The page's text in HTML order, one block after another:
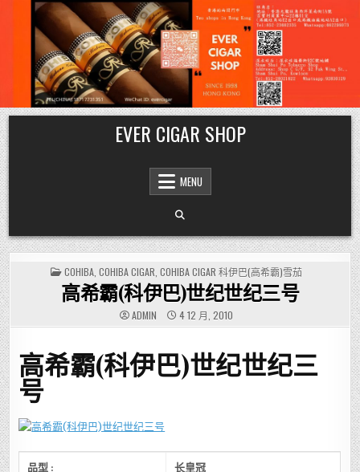
Skip
to
content
EVER CIGAR SHOP
MENU
POSTED
IN
COHIBA, COHIBA CIGAR COHIBA CIGAR 科伊巴(高希霸)雪茄
高希霸(科伊巴)世纪世纪三号
ADMIN 4 12 月, 2010
高希霸(科伊巴)世纪世纪三
号
品型 : 长皇冠